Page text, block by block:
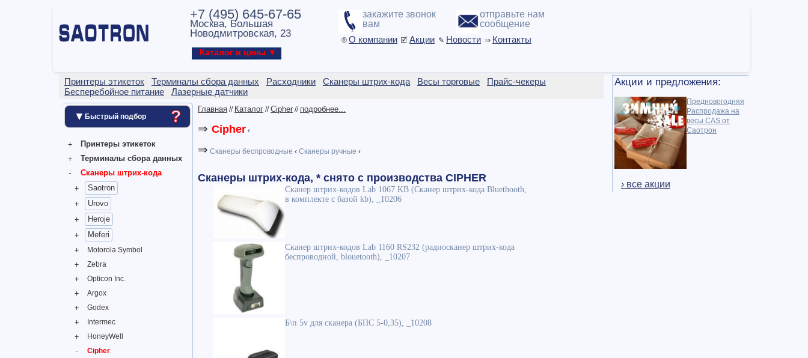
+7 (495) 645-67-65
Москва, Большая
Новодмитровская, 23
Каталог и цены ▼
закажите звонок
вам
отправьте нам
сообщение
® О компании 🗹 Акции ✎ Новости ⇒ Контакты
Акции и предложения:
Предновогодняя
Распродажа на
весы CAS от
Саотрон
› все акции
Принтеры этикеток Терминалы сбора данных Расходники Сканеры штрих-кода Весы торговые
Прайс-чекеры
Бесперебойное питание
Лазерные датчики
▼ Быстрый подбор ?
Принтеры этикеток
Терминалы сбора данных
Сканеры штрих-кода
Saotron
Urovo
Heroje
Meferi
Motorola Symbol
Zebra
Opticon Inc.
Argox
Godex
Intermec
HoneyWell
Cipher
Главная // Каталог //Cipher // подробнее...
⇒ Cipher ‹
⇒ Сканеры беспроводные ‹ Сканеры ручные ‹
Сканеры штрих-кода, * снято с производства CIPHER
Сканер штрих-кодов Lab 1067 KB (Сканер штрих-кода Bluethooth,
в комплекте с базой kb), _10206
Сканер штрих-кодов Lab 1160 RS232 (радиосканер штрих-кода
беспроводной, blouetooth), _10207
Б\п 5v для сканера (БПС 5-0,35), _10208